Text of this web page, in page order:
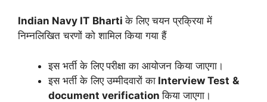
Indian Navy IT Bhartiके लिए चयन प्रक्रिया में
निम्नलिखित चरणों को शामिल किया गया हैं
इस भर्ती के लिए परीक्षा का आयोजन किया जाएगा।
इस भर्ती के लिए उम्मीदवारों का Interview Test &
document verificationकिया जाएगा।